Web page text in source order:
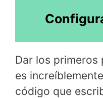
Dar los primeros
es
código que